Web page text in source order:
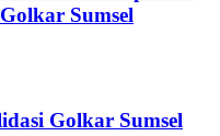
Sumsel
Golkar Sumsel